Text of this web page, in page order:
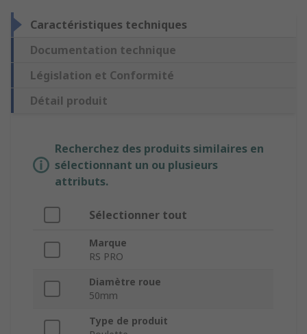
Caractéristiques techniques
Documentation technique
Législation et Conformité
Détail produit
Recherchez des produits similaires en
sélectionnant un ou plusieurs
attributs.
Sélectionner tout
Marque
RS PRO
Diamètre roue
50mm
Type de produit